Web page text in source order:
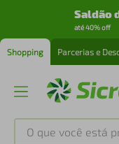
Saldão
até 40% off
Shopping Parcerias e
O que você está